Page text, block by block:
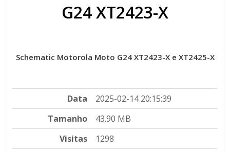
G24 XT2423-X
Schematic Motorola Moto G24 XT2423-X e XT2425-X
Data
2025-02-14 20:15:39
Tamanho
43.90 MB
Visitas
1298